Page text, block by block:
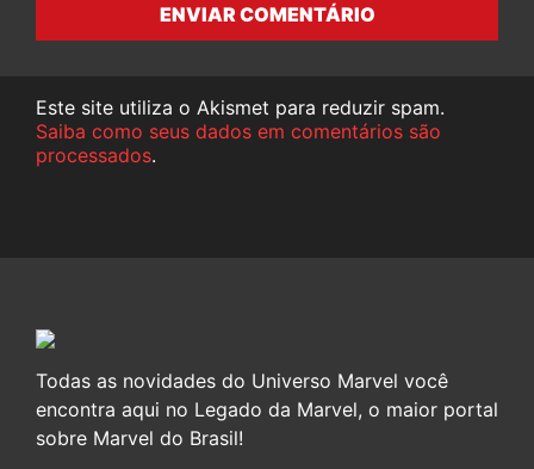
ENVIAR COMENTÁRIO
Este site utiliza o Akismet para reduzir spam.
Saiba como seus dados em comentários são
processados.
Todas as novidades do Universo Marvel você
encontra aqui no Legado da Marvel, o maior portal
sobre Marvel do Brasil!